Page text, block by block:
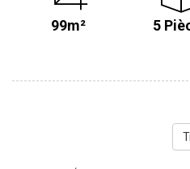
une salle d'eau, des WC et une
l'autre côté. Ce niveau est
ancien atelier qui peut être
une chambre sur plancher bois.
chauffée par une chaudière fuel
maison). A l'extérieur, vous
(32 m² env.) d'un appenti et
terrain est desservi par deux
99m² 5